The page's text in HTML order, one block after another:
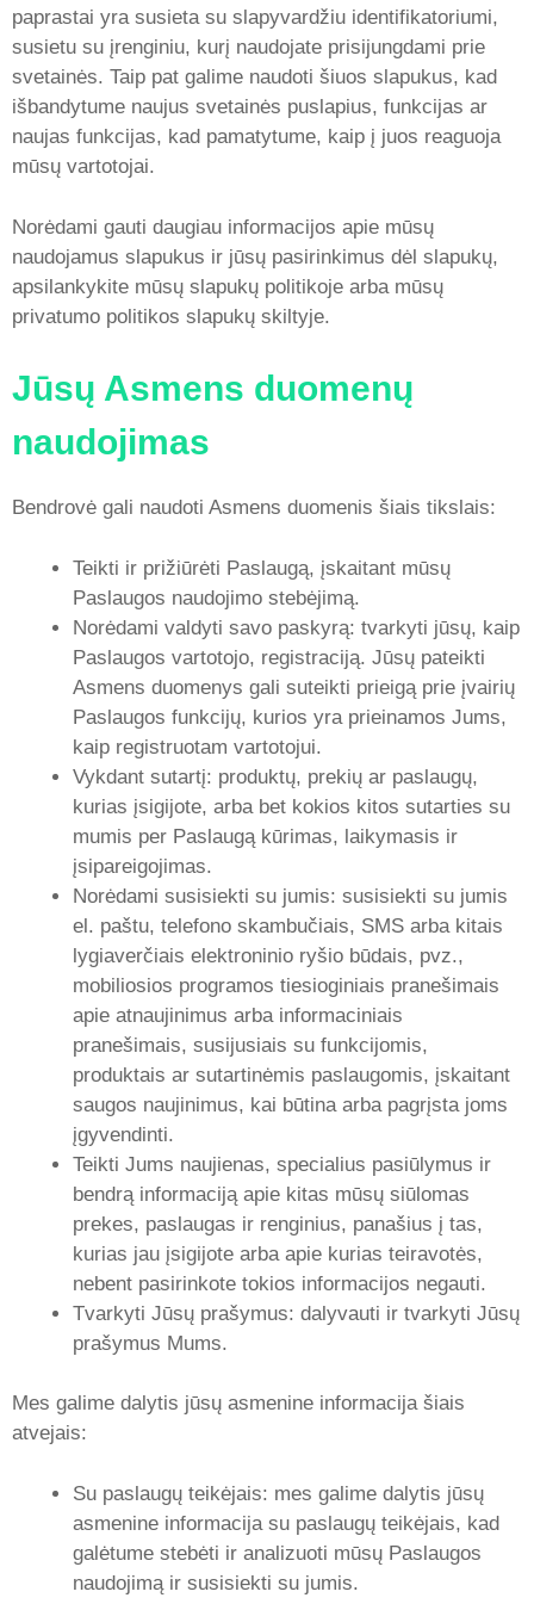
paprastai yra susieta su slapyvardžiu identifikatoriumi,
susietu su įrenginiu, kurį naudojate prisijungdami prie
svetainės. Taip pat galime naudoti šiuos slapukus, kad
išbandytume naujus svetainės puslapius, funkcijas ar
naujas funkcijas, kad pamatytume, kaip į juos reaguoja
mūsų vartotojai.
Norėdami gauti daugiau informacijos apie mūsų
naudojamus slapukus ir jūsų pasirinkimus dėl slapukų,
apsilankykite mūsų slapukų politikoje arba mūsų
privatumo politikos slapukų skiltyje.
Jūsų Asmens duomenų
naudojimas
Bendrovė gali naudoti Asmens duomenis šiais tikslais:
Teikti ir prižiūrėti Paslaugą, įskaitant mūsų
Paslaugos naudojimo stebėjimą.
Norėdami valdyti savo paskyrą: tvarkyti jūsų, kaip
Paslaugos vartotojo, registraciją. Jūsų pateikti
Asmens duomenys gali suteikti prieigą prie įvairių
Paslaugos funkcijų, kurios yra prieinamos Jums,
kaip registruotam vartotojui.
Vykdant sutartį: produktų, prekių ar paslaugų,
kurias įsigijote, arba bet kokios kitos sutarties su
mumis per Paslaugą kūrimas, laikymasis ir
įsipareigojimas.
Norėdami susisiekti su jumis: susisiekti su jumis
el. paštu, telefono skambučiais, SMS arba kitais
lygiaverčiais elektroninio ryšio būdais, pvz.,
mobiliosios programos tiesioginiais pranešimais
apie atnaujinimus arba informaciniais
pranešimais, susijusiais su funkcijomis,
produktais ar sutartinėmis paslaugomis, įskaitant
saugos naujinimus, kai būtina arba pagrįsta joms
įgyvendinti.
Teikti Jums naujienas, specialius pasiūlymus ir
bendrą informaciją apie kitas mūsų siūlomas
prekes, paslaugas ir renginius, panašius į tas,
kurias jau įsigijote arba apie kurias teiravotės,
nebent pasirinkote tokios informacijos negauti.
Tvarkyti Jūsų prašymus: dalyvauti ir tvarkyti Jūsų
prašymus Mums.
Mes galime dalytis jūsų asmenine informacija šiais
atvejais:
Su paslaugų teikėjais: mes galime dalytis jūsų
asmenine informacija su paslaugų teikėjais, kad
galėtume stebėti ir analizuoti mūsų Paslaugos
naudojimą ir susisiekti su jumis.